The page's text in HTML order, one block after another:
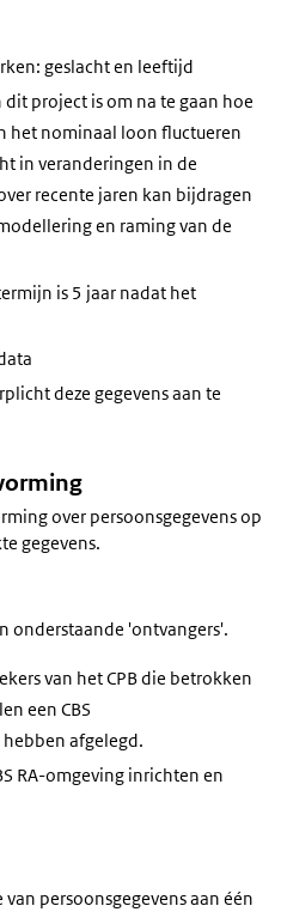
geslacht en leeftijd
project is om na te gaan hoe
het nominaal loon fluctueren
in veranderingen in de
recente jaren kan bijdragen
en raming van de
is 5 jaar nadat het
deze gegevens aan te
over persoonsgegevens op
gegevens.
onderstaande 'ontvangers'.
van het CPB die betrokken
een CBS
afgelegd.
RA-omgeving inrichten en
persoonsgegevens aan één